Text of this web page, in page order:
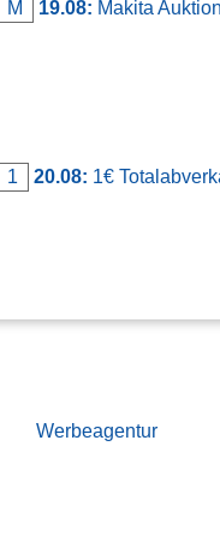
M 19.08: Makita Auktion
1 20.08: 1€
Werbeagentur